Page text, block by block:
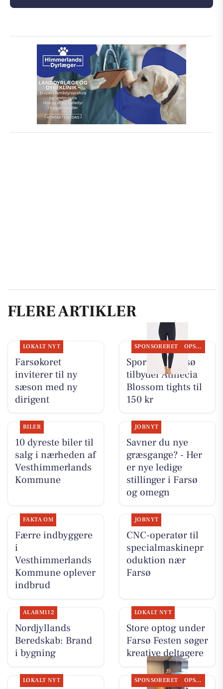
FLERE ARTIKLER
LOKALT NYT
Farsøkoret
inviterer til ny
sæson med ny
dirigent
SPONSORERET OPSLAGSTAVLEN
Sportigan Farsø
tilbyder Athlecia
Blossom tights til
150 kr
BILER
10 dyreste biler til
salg i nærheden af
Vesthimmerlands
Kommune
JOBNYT
Savner du nye
græsgange? - Her
er nye ledige
stillinger i Farsø
og omegn
FAKTA OM
Færre indbyggere
i
Vesthimmerlands
Kommune oplever
indbrud
JOBNYT
CNC-operatør til
specialmaskinepr
oduktion nær
Farsø
ALARM112
Nordjyllands
Beredskab: Brand
i bygning
LOKALT NYT
Store optog under
Farsø Festen søger
kreative deltagere
LOKALT NYT SPONSORERET OPSLAGSTAVLEN